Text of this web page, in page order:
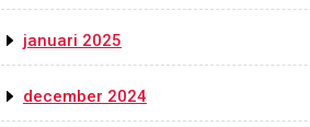
januari 2025
december 2024